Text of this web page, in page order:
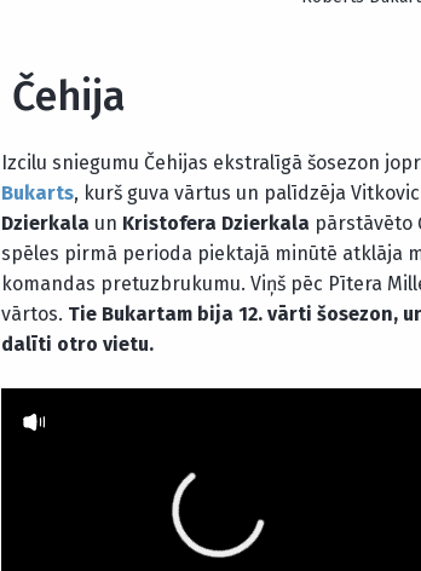
Čehija
Izcilu sniegumu Čehijas ekstralīgā šosezon
Bukarts, kurš guva vārtus un palīdzēja
Dzierkala un Kristofera Dzierkala pārstāvēto
spēles pirmā perioda piektajā minūtē atklāja
komandas pretuzbrukumu. Viņš pēc Pītera
vārtos. Tie Bukartam bija 12. vārti šosezon,
dalīti otro vietu.